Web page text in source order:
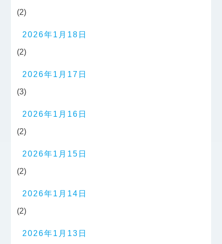
(2)
2026年1月18日
(2)
2026年1月17日
(3)
2026年1月16日
(2)
2026年1月15日
(2)
2026年1月14日
(2)
2026年1月13日